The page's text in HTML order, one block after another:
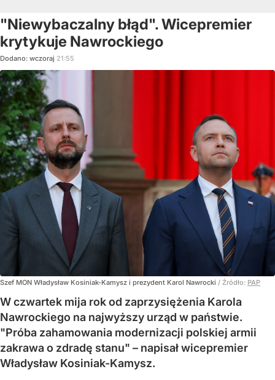
"Niewybaczalny błąd". Wicepremier
krytykuje Nawrockiego
Dodano: wczoraj 21:55
Szef MON Władysław Kosiniak-Kamysz i prezydent Karol Nawrocki / Źródło: PAP
W czwartek mija rok od zaprzysiężenia Karola
Nawrockiego na najwyższy urząd w państwie.
"Próba zahamowania modernizacji polskiej armii
zakrawa o zdradę stanu" – napisał wicepremier
Władysław Kosiniak-Kamysz.